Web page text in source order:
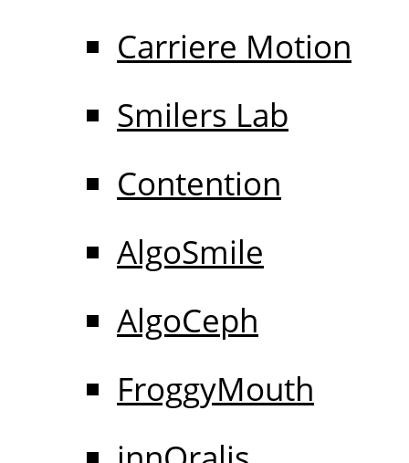
Carriere Motion
Smilers Lab
Contention
AlgoSmile
AlgoCeph
FroggyMouth